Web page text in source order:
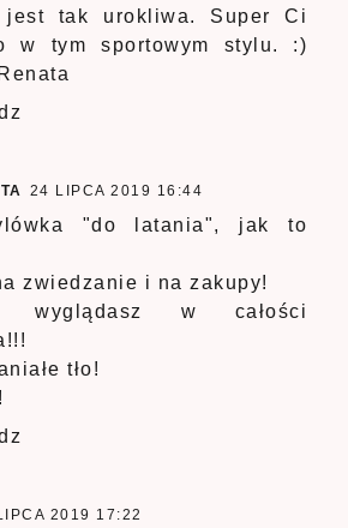
jest tak urokliwa. Super Ci
w tym sportowym stylu. :)
24 LIPCA 2019 16:44
"do latania", jak to
zwiedzanie i na zakupy!
wyglądasz w całości
tło!
2019 17:22